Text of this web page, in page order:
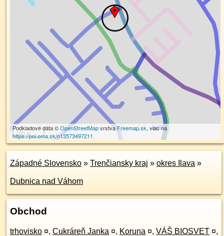
100 m
Podkladové dáta ©OpenStreetMapvrstvaFreemap.sk, viac na
https://poi.oma.sk/n13573497211
Západné Slovensko » Trenčiansky kraj » okres Ilava »
Dubnica nad Váhom
Obchod
trhovisko ¤, Cukráreň Janka ¤, Koruna ¤, VÁŠ BIOSVET ¤,